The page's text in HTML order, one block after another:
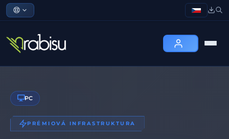
PC
PRÉMIOVÁ INFRASTRUKTURA